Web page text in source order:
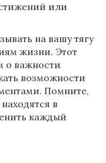
или
на вашу тягу
жизни. Этот
о важности
возможности
Помните,
в
каждый